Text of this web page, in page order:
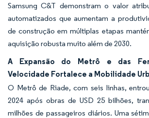
Samsung C&T demonstram o valor
automatizados que aumentam a
de construção em múltiplas etapas
aquisição robusta muito além de 2030.
A Expansão do Metrô e das
Velocidade Fortalece a Mobilidade
O Metrô de Riade, com seis linhas,
2024 após obras de USD 25 bilhões,
milhões de passageiros diários. Uma